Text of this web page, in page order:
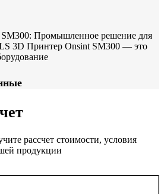
Промышленное решение для
3D Принтер Onsint SM300 — это
рассчет стоимости, условия
продукции